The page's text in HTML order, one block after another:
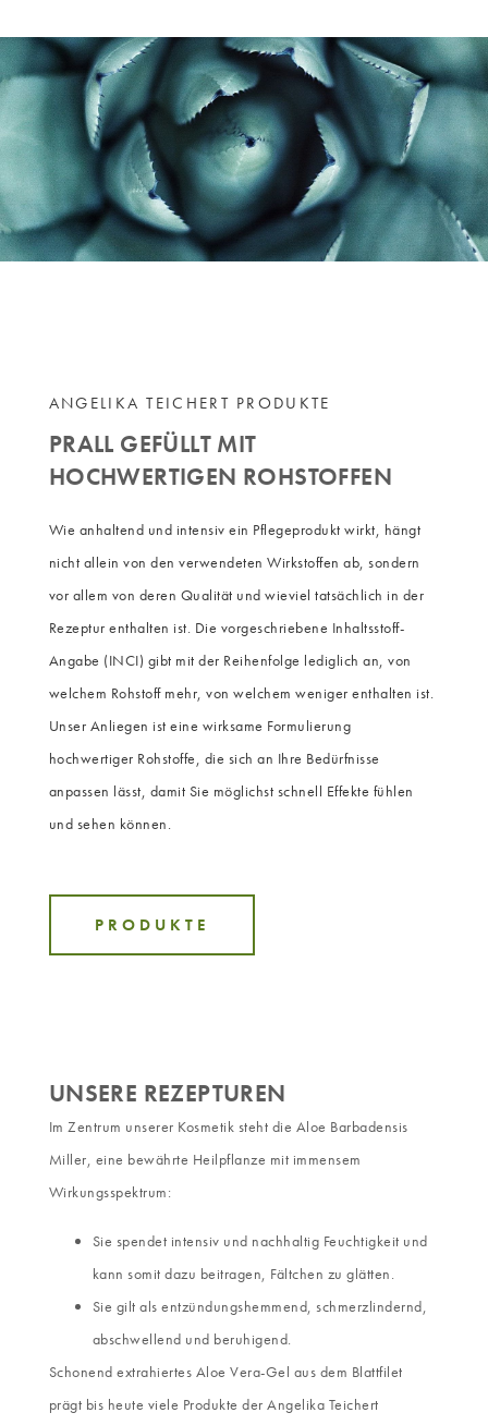
ANGELIKA TEICHERT PRODUKTE
PRALL GEFÜLLT MIT
HOCHWERTIGEN ROHSTOFFEN
Wie anhaltend und intensiv ein Pflegeprodukt wirkt, hängt
nicht allein von den verwendeten Wirkstoffen ab, sondern
vor allem von deren Qualität und wieviel tatsächlich in der
Rezeptur enthalten ist. Die vorgeschriebene Inhaltsstoff-
Angabe (INCI) gibt mit der Reihenfolge lediglich an, von
welchem Rohstoff mehr, von welchem weniger enthalten ist.
Unser Anliegen ist eine wirksame Formulierung
hochwertiger Rohstoffe, die sich an Ihre Bedürfnisse
anpassen lässt, damit Sie möglichst schnell Effekte fühlen
und sehen können.
PRODUKTE
UNSERE REZEPTUREN
Im Zentrum unserer Kosmetik steht die Aloe Barbadensis
Miller, eine bewährte Heilpflanze mit immensem
Wirkungsspektrum:
Sie spendet intensiv und nachhaltig Feuchtigkeit und
kann somit dazu beitragen, Fältchen zu glätten.
Sie gilt als entzündungshemmend, schmerzlindernd,
abschwellend und beruhigend.
Schonend extrahiertes Aloe Vera-Gel aus dem Blattfilet
prägt bis heute viele Produkte der Angelika Teichert